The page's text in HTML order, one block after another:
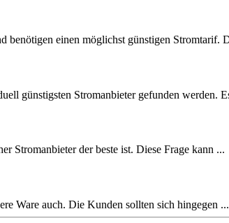
benötigen einen möglichst günstigen Stromtarif.
günstigsten Stromanbieter gefunden werden.
Stromanbieter der beste ist. Diese Frage kann ...
Ware auch. Die Kunden sollten sich hingegen ...